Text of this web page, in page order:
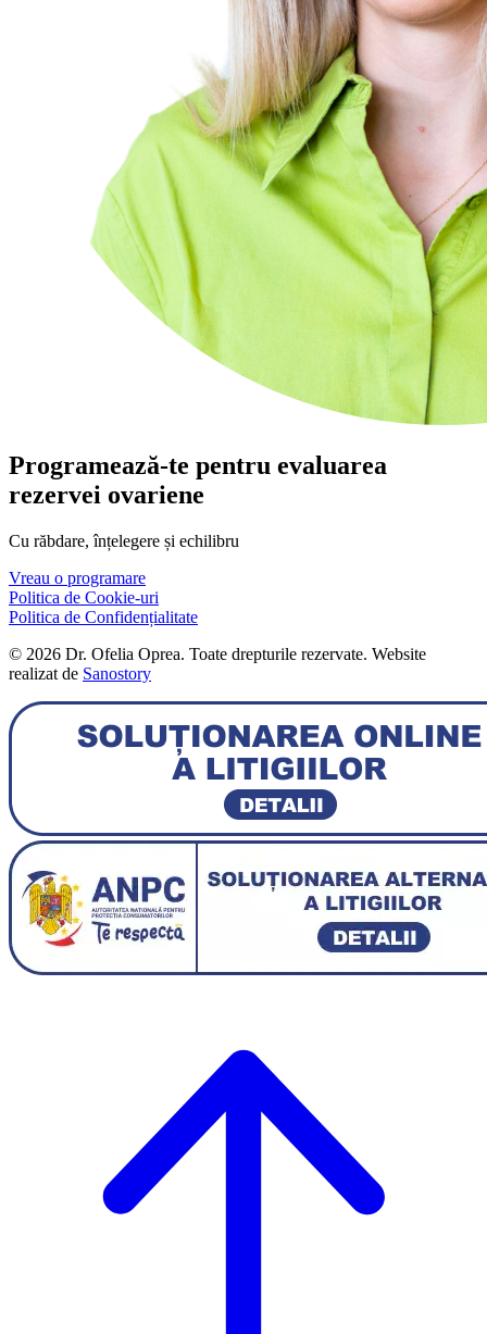
Programează-te pentru evaluarea
rezervei ovariene
Cu răbdare, înțelegere și echilibru
Vreau o programare
Politica de Cookie-uri
Politica de Confidențialitate
© 2026 Dr. Ofelia Oprea. Toate drepturile rezervate. Website
realizat de Sanostory